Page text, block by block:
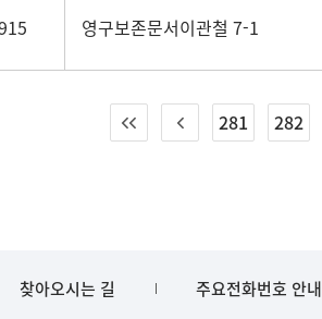
영구보존문서이관철 7-1
281 282
찾아오시는 길 주요전화번호 안내